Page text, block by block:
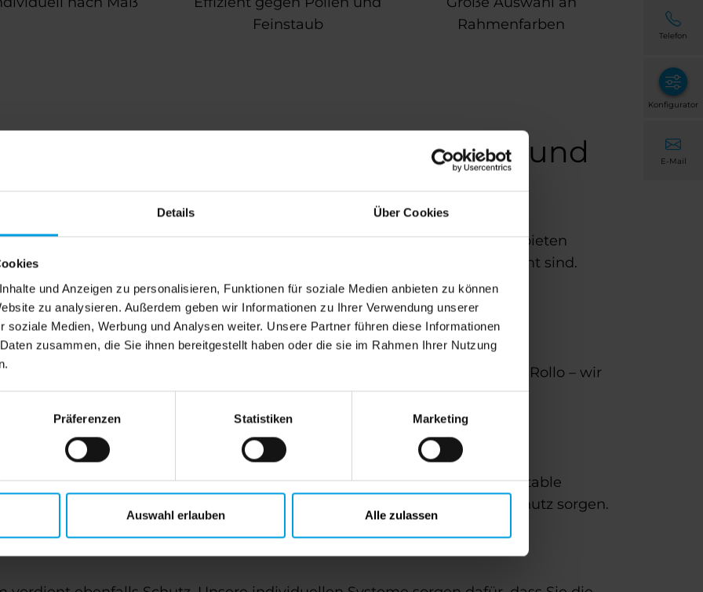
Details Über Cookies
und Anzeigen zu personalisieren, Funktionen für soziale Medien anbieten zu können
zu analysieren. Außerdem geben wir Informationen zu Ihrer Verwendung unserer
soziale Medien, Werbung und Analysen weiter. Unsere Partner führen diese Informationen
zusammen, die Sie ihnen bereitgestellt haben oder die sie im Rahmen Ihrer Nutzung
Präferenzen Statistiken Marketing
Auswahl erlauben Alle zulassen
Feinstaub
Rahmenfarben
Witten – Fenster, Türen und
– genau wie unser Insektenschutz. Statt Lösungen von der Stange bieten
Fenster, Türen und Balkone, die exakt auf Ihre Gegebenheiten abgestimmt sind.
Ihr Zuhause zuverlässig und stilvoll.
sind funktional und unauffällig. Ob Spannrahmen, Drehrahmen oder Rollo – wir
Lösung, damit Frischluft rein und Insekten draußen bleiben.
Insektenschutztüren zeichnen sich durch hohe Stabilität und komfortable
Schiebetüren, die auch bei großen Öffnungen für einen lückenlosen Schutz sorgen.
Telefon
Konfigurator
E-Mail